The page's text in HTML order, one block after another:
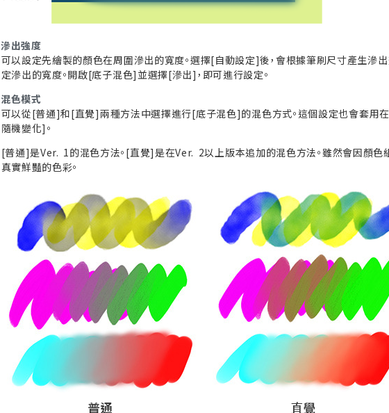
滲出強度
可以設定先繪製的顏色在周圍滲出的寬度。選擇[自動設定]後，會根據筆刷尺寸產生滲
定滲出的寬度。開啟[底子混色]並選擇[滲出]，即可進行設定。
混色模式
可以從[普通]和[直覺]兩種方法中選擇進行[底子混色]的混色方式。這個設定也會套用在
隨機變化]。
[普通]是Ver. 1的混色方法。[直覺]是在Ver. 2以上版本追加的混色方法。雖然會因顏色
真實鮮豔的色彩。